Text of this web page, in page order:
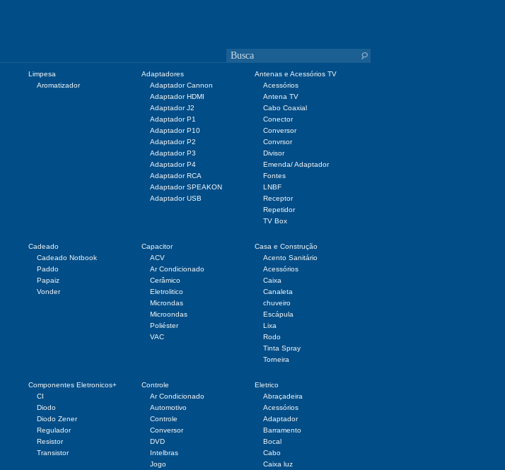
Limpesa
Aromatizador
Adaptadores
Adaptador Cannon
Adaptador HDMI
Adaptador J2
Adaptador P1
Adaptador P10
Adaptador P2
Adaptador P3
Adaptador P4
Adaptador RCA
Adaptador SPEAKON
Adaptador USB
Antenas e Acessórios TV
Acessórios
Antena TV
Cabo Coaxial
Conector
Conversor
Convrsor
Divisor
Emenda/ Adaptador
Fontes
LNBF
Receptor
Repetidor
TV Box
Cadeado
Cadeado Notbook
Paddo
Papaiz
Vonder
Capacitor
ACV
Ar Condicionado
Cerâmico
Eletrolitico
Microndas
Microondas
Poliéster
VAC
Casa e Construção
Acento Sanitário
Acessórios
Caixa
Canaleta
chuveiro
Escápula
Lixa
Rodo
Tinta Spray
Torneira
Componentes Eletronicos+
CI
Diodo
Diodo Zener
Regulador
Resistor
Transistor
Controle
Ar Condicionado
Automotivo
Controle
Conversor
DVD
Intelbras
Jogo
Eletrico
Abraçadeira
Acessórios
Adaptador
Barramento
Bocal
Cabo
Caixa luz